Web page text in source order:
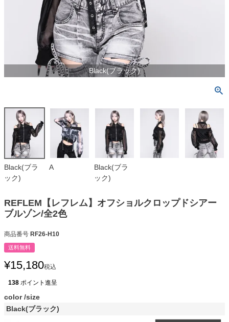
Black(ブラック)
Black(ブラ
ック)
A
Black(ブラ
ック)
REFLEM【レフレム】オフショルクロップドシアー
ブルゾン/全2色
商品番号 RF26-H10
送料無料
¥15,180税込
138 ポイント進呈
color size
Black(ブラック)